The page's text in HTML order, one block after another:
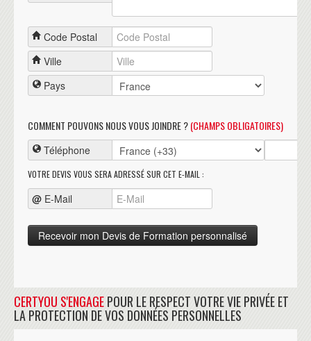
Code Postal
Ville
Pays
COMMENT POUVONS NOUS VOUS JOINDRE ?(CHAMPS OBLIGATOIRES)
Téléphone
VOTRE DEVIS VOUS SERA ADRESSÉ SUR CET E-MAIL :
@ E-Mail
CERTYOU S'ENGAGEPOUR LE RESPECT VOTRE VIE PRIVÉE ET
LA PROTECTION DE VOS DONNÉES PERSONNELLES